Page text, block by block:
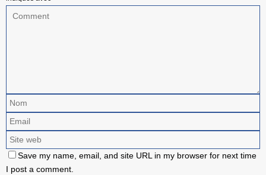
Save my name, email, and site URL in my browser for next time
I post a comment.